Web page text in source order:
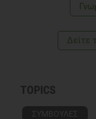
Δείτε
TOPICS
ΣΥΜΒΟΥΛΕΣ